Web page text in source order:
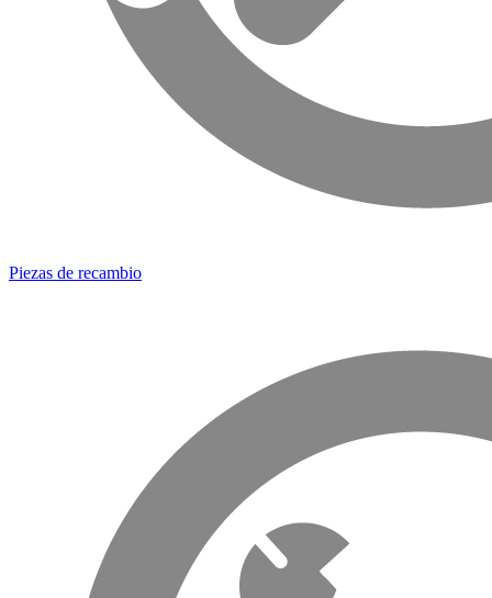
Piezas de recambio